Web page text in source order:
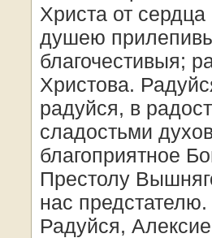
Христа от
душею
благочестивыя;
Христова.
радуйся, в
сладостьми
благоприятное
Престолу
нас предстателю.
Радуйся,